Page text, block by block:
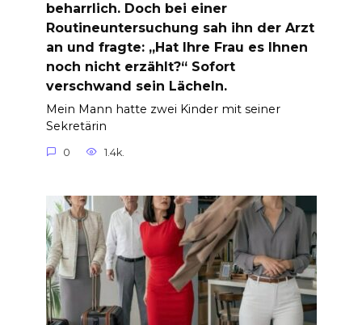
beharrlich. Doch bei einer
Routineuntersuchung sah ihn der Arzt
an und fragte: „Hat Ihre Frau es Ihnen
noch nicht erzählt?“ Sofort
verschwand sein Lächeln.
Mein Mann hatte zwei Kinder mit seiner
Sekretärin
0 1.4k.